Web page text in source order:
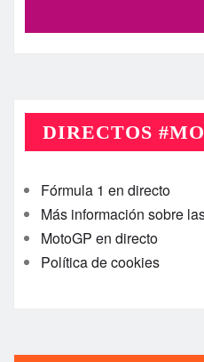
DIRECTOS
Fórmula 1 en directo
Más información sobre
MotoGP en directo
Política de cookies